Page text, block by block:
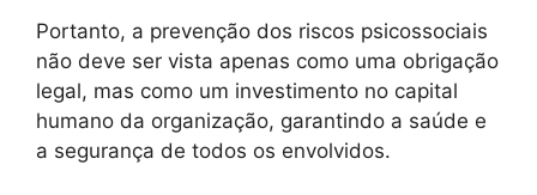
Portanto, a prevenção dos riscos psicossociais
não deve ser vista apenas como uma obrigação
legal, mas como um investimento no capital
humano da organização, garantindo a saúde e
a segurança de todos os envolvidos.